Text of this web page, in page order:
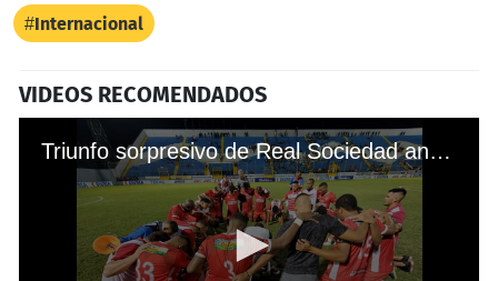
Internacional
VIDEOS RECOMENDADOS
Triunfo sorpresivo de Real Sociedad ante Marathón en el estadio Morazán